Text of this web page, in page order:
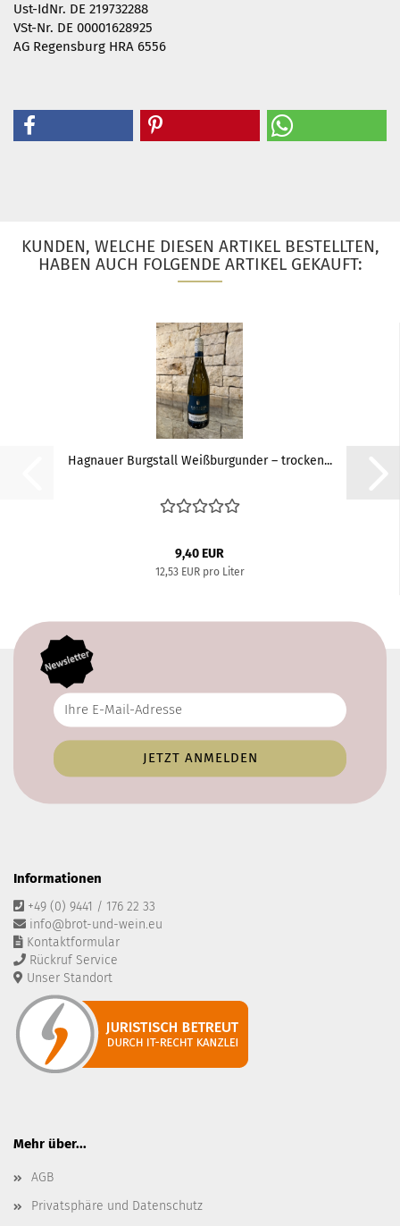
Ust-IdNr. DE 219732288
VSt-Nr. DE 00001628925
AG Regensburg HRA 6556
KUNDEN, WELCHE DIESEN ARTIKEL BESTELLTEN,
HABEN AUCH FOLGENDE ARTIKEL GEKAUFT:
Hagnauer Burgstall Weißburgunder – trocken...
9,40 EUR
12,53 EUR pro Liter
Informationen
+49 (0) 9441 / 176 22 33
info@brot-und-wein.eu
Kontaktformular
Rückruf Service
Unser Standort
Mehr über...
AGB
Privatsphäre und Datenschutz